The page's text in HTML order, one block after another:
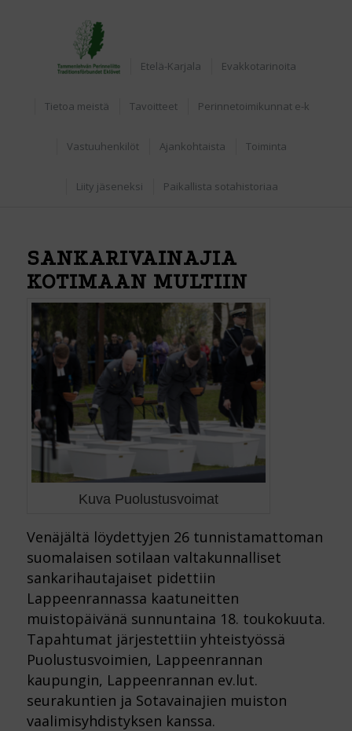
Etelä-Karjala Evakkotarinoita
Tietoa meistä Tavoitteet Perinnetoimikunnat e-k
Vastuuhenkilöt Ajankohtaista Toiminta
Liity jäseneksi Paikallista sotahistoriaa
SANKARIVAINAJIA
KOTIMAAN MULTIIN
Kuva Puolustusvoimat
Venäjältä löydettyjen 26 tunnistamattoman
suomalaisen sotilaan valtakunnalliset
sankarihautajaiset pidettiin
Lappeenrannassa kaatuneitten
muistopäivänä sunnuntaina 18. toukokuuta.
Tapahtumat järjestettiin yhteistyössä
Puolustusvoimien, Lappeenrannan
kaupungin, Lappeenrannan ev.lut.
seurakuntien ja Sotavainajien muiston
vaalimisyhdistyksen kanssa.